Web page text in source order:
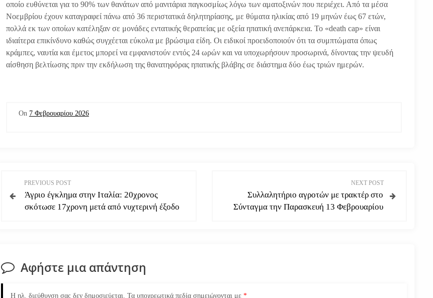
οποίο ευθύνεται για το 90% των θανάτων από μανιτάρια παγκοσμίως λόγω των αματοξινών που περιέχει. Από τα μέσα
Νοεμβρίου έχουν καταγραφεί πάνω από 36 περιστατικά δηλητηρίασης, με θύματα ηλικίας από 19 μηνών έως 67 ετών,
πολλά εκ των οποίων κατέληξαν σε μονάδες εντατικής θεραπείας με οξεία ηπατική ανεπάρκεια. Το «death cap» είναι
ιδιαίτερα επικίνδυνο καθώς συγχέεται εύκολα με βρώσιμα είδη. Οι ειδικοί προειδοποιούν ότι τα συμπτώματα όπως
κράμπες, ναυτία και έμετος μπορεί να εμφανιστούν εντός 24 ωρών και να υποχωρήσουν προσωρινά, δίνοντας την ψευδή
αίσθηση βελτίωσης πριν την εκδήλωση της θανατηφόρας ηπατικής βλάβης σε διάστημα δύο έως τριών ημερών.
On 7 Φεβρουαρίου 2026
λ
γ
PREVIOUS POST
Άγριο έγκλημα στην Ιταλία: 20χρονος
σκότωσε 17χρονη μετά από νυχτερινή έξοδο
NEXT POST
Συλλαλητήριο αγροτών με τρακτέρ στο
Σύνταγμα την Παρασκευή 13 Φεβρουαρίου
Αφήστε μια απάντηση
Η ηλ. διεύθυνση σας δεν δημοσιεύεται. Τα υποχρεωτικά πεδία σημειώνονται με*